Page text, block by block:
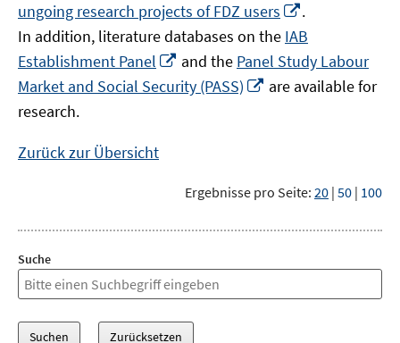
ungoing research projects of FDZ users
neuem
Fenster
öffnen
.
In addition, literature databases on the IAB
Establishment Panel
In
neuem
Fenster
and the Panel Study Labour
Market and Social Security (PASS)
In
are available for
research.
Zurück zur Übersicht
Ergebnisse pro Seite: 20 | 50 | 100
Suche